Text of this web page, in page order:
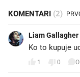
KOMENTARI (2)
Liam Gallagher
Ko to kupuje
1 0